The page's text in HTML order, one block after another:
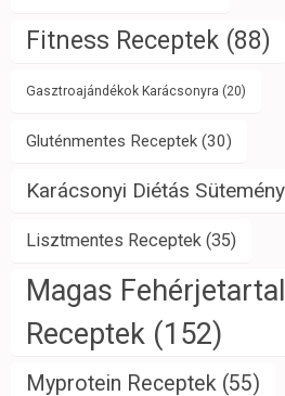
Fitness Receptek (88)
Gasztroajándékok Karácsonyra (20)
Gluténmentes Receptek (30)
Karácsonyi Diétás
Lisztmentes Receptek (35)
Magas
Receptek (152)
Myprotein Receptek (55)